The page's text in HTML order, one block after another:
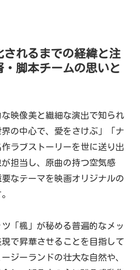
されるまでの経緯と注
脚本チームの思いと
映像美と繊細な演出で知られ
の中心で、愛をさけぶ」「ナ
ラブストーリーを世に送り出
担当し、原曲の持つ空気感
なテーマを映画オリジナルの
「楓」が秘める普遍的なメッ
で昇華させることを目指して
ジーランドの壮大な自然や、